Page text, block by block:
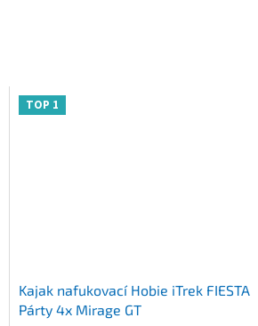
TOP 1
Kajak nafukovací Hobie iTrek FIESTA
Párty 4x Mirage GT